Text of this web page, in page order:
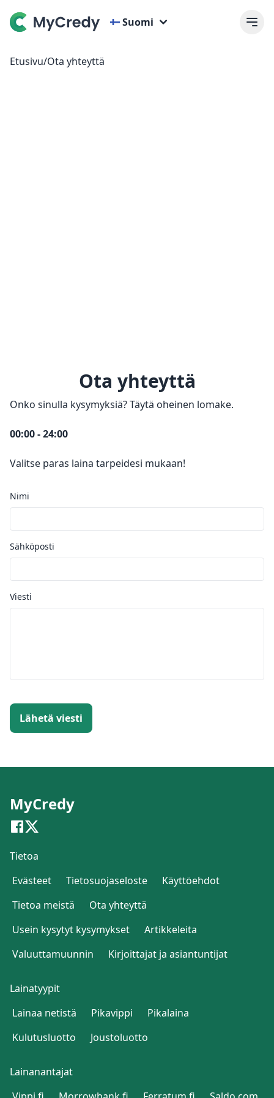
Suomi
Etusivu/Ota yhteyttä
Ota yhteyttä
Onko sinulla kysymyksiä? Täytä oheinen lomake.
00:00 - 24:00
Valitse paras laina tarpeidesi mukaan!
Nimi
Sähköposti
Viesti
Lähetä viesti
MyCredy
Tietoa
Evästeet
Tietosuojaseloste
Käyttöehdot
Tietoa meistä
Ota yhteyttä
Usein kysytyt kysymykset
Artikkeleita
Valuuttamuunnin
Kirjoittajat ja asiantuntijat
Lainatyypit
Lainaa netistä
Pikavippi
Pikalaina
Kulutusluotto
Joustoluotto
Lainanantajat